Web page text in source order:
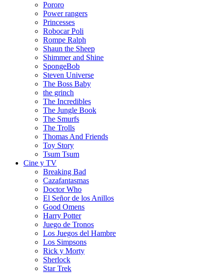
Pororo
Power rangers
Princesses
Robocar Poli
Rompe Ralph
Shaun the Sheep
Shimmer and Shine
SpongeBob
Steven Universe
The Boss Baby
the grinch
The Incredibles
The Jungle Book
The Smurfs
The Trolls
Thomas And Friends
Toy Story
Tsum Tsum
Cine y TV
Breaking Bad
Cazafantasmas
Doctor Who
El Señor de los Anillos
Good Omens
Harry Potter
Juego de Tronos
Los Juegos del Hambre
Los Simpsons
Rick y Morty
Sherlock
Star Trek